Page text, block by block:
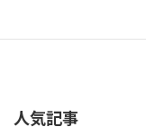
人気記事